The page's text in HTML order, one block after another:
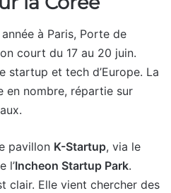
à Paris, Porte de
court du 17 au 20 juin.
startup et tech d’Europe. La
en nombre, répartie sur
pavillon K-Startup, via le
l’Incheon Startup Park.
clair. Elle vient chercher des